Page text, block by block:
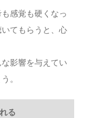
感覚も硬くなっ
てもらうと、心
影響を与えてい
。
る